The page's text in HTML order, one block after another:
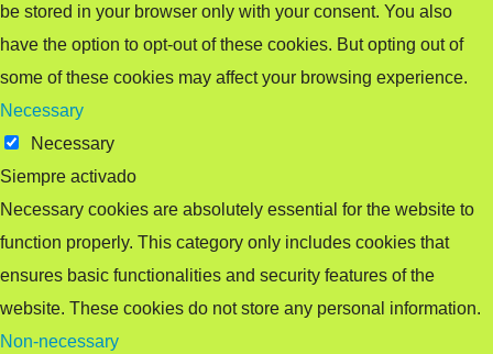
be stored in your browser only with your consent. You also
have the option to opt-out of these cookies. But opting out of
some of these cookies may affect your browsing experience.
Necessary
Necessary
Siempre activado
Necessary cookies are absolutely essential for the website to
function properly. This category only includes cookies that
ensures basic functionalities and security features of the
website. These cookies do not store any personal information.
Non-necessary